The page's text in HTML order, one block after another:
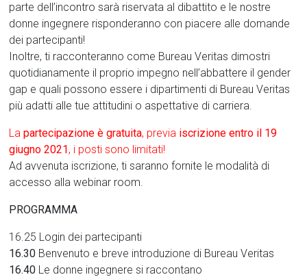
parte dell’incontro sarà riservata al dibattito e le nostre
donne ingegnere risponderanno con piacere alle domande
dei partecipanti!
Inoltre, ti racconteranno come Bureau Veritas dimostri
quotidianamente il proprio impegno nell’abbattere il gender
gap e quali possono essere i dipartimenti di Bureau Veritas
più adatti alle tue attitudini o aspettative di carriera.
Lapartecipazione è gratuita, previa iscrizione entro il 19
giugno 2021, i posti sono limitati!
Ad avvenuta iscrizione, ti saranno fornite le modalità di
accesso alla webinar room.
PROGRAMMA
16.25 Login dei partecipanti
16.30 Benvenuto e breve introduzione di Bureau Veritas
16.40 Le donne ingegnere si raccontano